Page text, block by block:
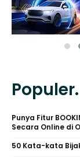
Populer.
Punya Fitur
Secara Online di
50 Kata-kata